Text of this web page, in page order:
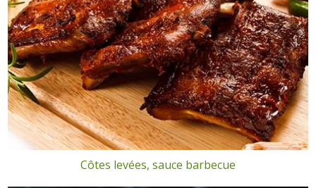
Côtes levées, sauce barbecue